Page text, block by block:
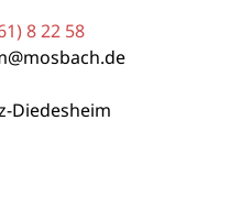
822 58
Diedesheim